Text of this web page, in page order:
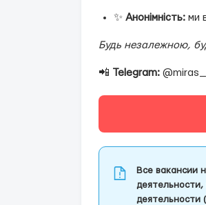
✨ Анонімність: ми
Будь незалежною,
📲 Telegram:
Все вакансии
деятельности